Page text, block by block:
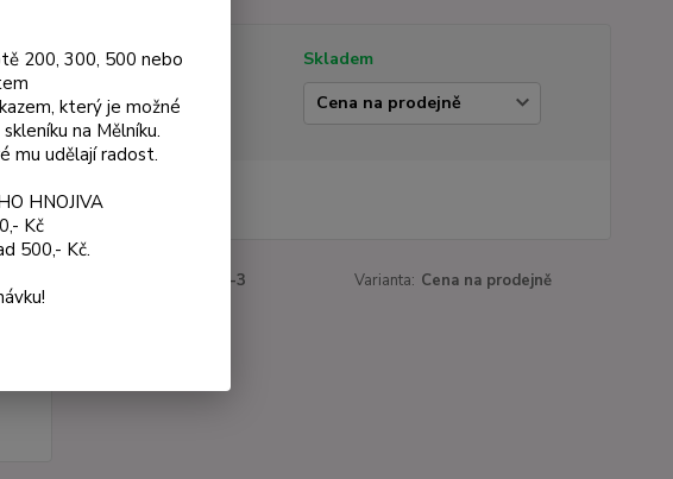
Dostupnost
Skladem
Varianta
932-3 Varianta: Cena na prodejně
200, 300, 500 nebo
který je možné
na Mělníku.
mu udělají radost.
HNOJIVA
Kč
500,- Kč.